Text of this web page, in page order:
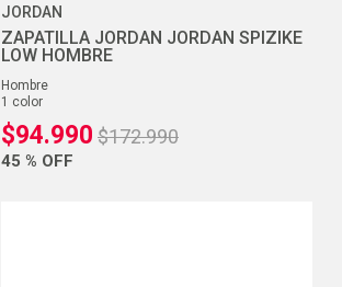
JORDAN
ZAPATILLA JORDAN JORDAN SPIZIKE
LOW HOMBRE
hombre
1 color
$94.990 $172.990
45 % OFF